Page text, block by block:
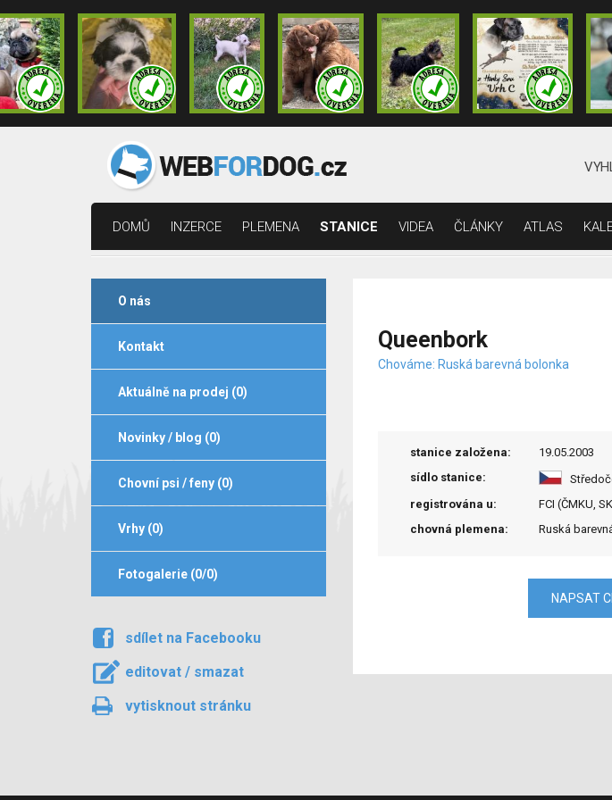
DOMŮ INZERCE PLEMENA STANICE VIDEA ČLÁNKY ATLAS
O nás
Kontakt
Aktuálně na prodej (0)
Novinky / blog (0)
Chovní psi / feny (0)
Vrhy (0)
Fotogalerie (0/0)
sdílet na Facebooku
editovat / smazat
vytisknout stránku
Queenbork
Chováme: Ruská barevná bolonka
stanice založena:
19.05.2003
sídlo stanice:
registrována u:
FCI (ČMKU,
chovná plemena:
Ruská
NAPSAT